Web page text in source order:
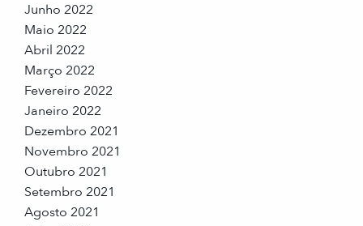
Junho 2022
Maio 2022
Abril 2022
Março 2022
Fevereiro 2022
Janeiro 2022
Dezembro 2021
Novembro 2021
Outubro 2021
Setembro 2021
Agosto 2021